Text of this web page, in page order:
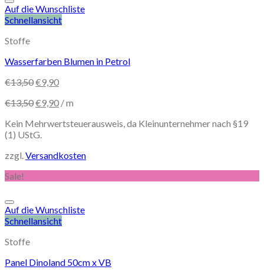
Auf die Wunschliste
Schnellansicht
Stoffe
Wasserfarben Blumen in Petrol
€13,50€9,90
€13,50€9,90 /m
Kein Mehrwertsteuerausweis, da Kleinunternehmer nach §19
(1) UStG.
zzgl. Versandkosten
Sale!
Auf die Wunschliste
Schnellansicht
Stoffe
Panel Dinoland 50cm x VB